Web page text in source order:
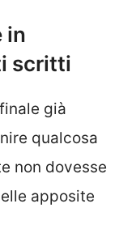
in
scritti
già
qualcosa
non dovesse
apposite